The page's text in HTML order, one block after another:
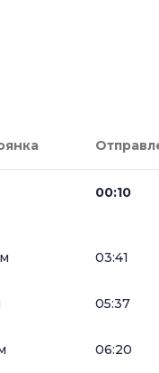
00:10
03:41
05:37
06:20